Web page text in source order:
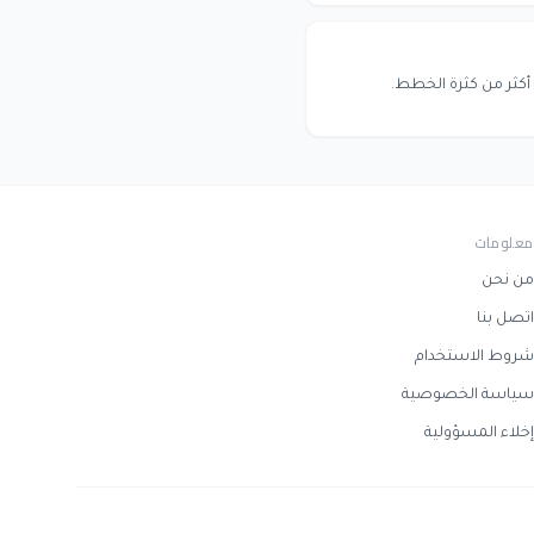
أكثر من كثرة الخطط.
معلومات
من نحن
اتصل بنا
شروط الاستخدام
سياسة الخصوصية
إخلاء المسؤولية